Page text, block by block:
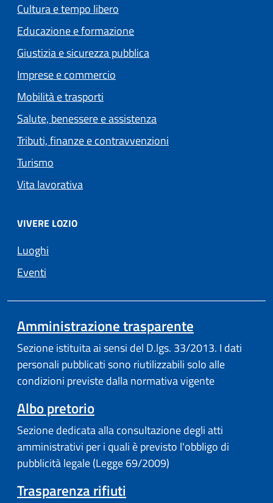
Cultura e tempo libero
Educazione e formazione
Giustizia e sicurezza pubblica
Imprese e commercio
Mobilità e trasporti
Salute, benessere e assistenza
Tributi, finanze e contravvenzioni
Turismo
Vita lavorativa
VIVERE LOZIO
Luoghi
Eventi
Amministrazione trasparente
Sezione istituita ai sensi del D.lgs. 33/2013. I dati
personali pubblicati sono riutilizzabili solo alle
condizioni previste dalla normativa vigente
Albo pretorio
Sezione dedicata alla consultazione degli atti
amministrativi per i quali è previsto l'obbligo di
pubblicità legale (Legge 69/2009)
Trasparenza rifiuti